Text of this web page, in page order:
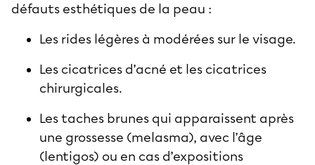
défauts esthétiques de la peau :
Les rides légères à modérées sur le visage.
Les cicatrices d’acné et les cicatrices
chirurgicales.
Les taches brunes qui apparaissent après
une grossesse (melasma), avec l’âge
(lentigos) ou en cas d’expositions